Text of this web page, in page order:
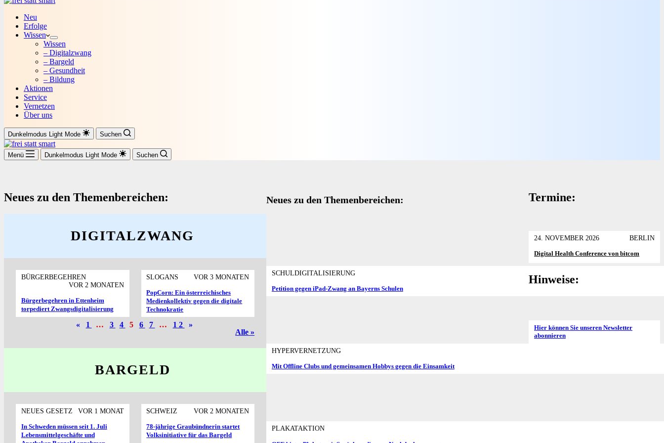
Neu
Erfolge
Wissen
Wissen
– Digitalzwang
– Bargeld
– Gesundheit
– Bildung
Aktionen
Service
Vernetzen
Über uns
Dunkelmodus Light Mode Suchen
Menü Dunkelmodus Light Mode Suchen
Neues zu den Themenbereichen:
DIGITALZWANG
BÜRGERBEGEHREN
VOR 2 MONATEN
Bürgerbegehren in Ettenheim
torpediert Zwangs­digitalisierung
SLOGANS VOR 3 MONATEN
PopCorn: Ein öster­reich­isches
Medien­kollektiv gegen die digitale
Techno­kratie
« 1 … 3 4 5 6 7 … 12
»
Alle »
BARGELD
NEUES GESETZ VOR 1 MONAT
In Schweden müssen seit 1. Juli
Lebensmittelgeschäfte und
SCHWEIZ VOR 2 MONATEN
78-jährige Graubündnerin startet
Volksinitiative für das Bargeld
Neues zu den Themenbereichen:
SCHULDIGITALISIERUNG
Petition gegen iPad-Zwang an Bayerns Schulen
HYPERVERNETZUNG
Mit Offline Clubs und gemeinsamen Hobbys gegen die Einsamkeit
PLAKATAKTION
Termine:
24. NOVEMBER 2026 BERLIN
Digital Health Conference von bitcom
Hinweise:
Hier können Sie unseren Newsletter
abonnieren